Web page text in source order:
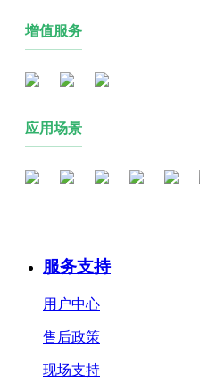
增值服务
应用场景
服务支持
用户中心
售后政策
现场支持